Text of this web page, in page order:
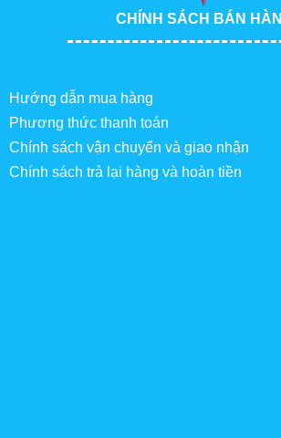
CHÍNH SÁCH BÁN
Hướng dẫn mua hàng
Phương thức thanh toán
Chính sách vận chuyển và giao nhận
Chính sách trả lại hàng và hoàn tiền